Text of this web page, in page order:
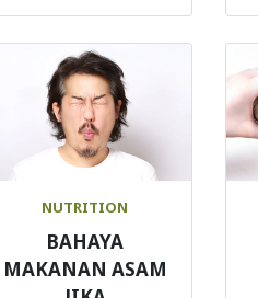
NUTRITION
BAHAYA
MAKANAN ASAM